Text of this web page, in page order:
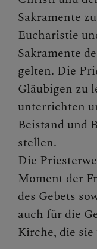
Sakramente
Eucharistie
Sakramente
gelten. Die
Gläubigen zu
unterrichten
Beistand und
stellen.
Die
Moment der
des Gebets
auch für die
Kirche, die